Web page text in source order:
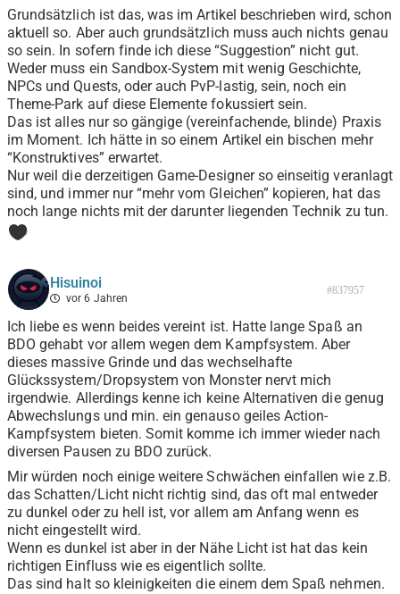
Grundsätzlich ist das, was im Artikel beschrieben wird, schon
aktuell so. Aber auch grundsätzlich muss auch nichts genau
so sein. In sofern finde ich diese “Suggestion” nicht gut.
Weder muss ein Sandbox-System mit wenig Geschichte,
NPCs und Quests, oder auch PvP-lastig, sein, noch ein
Theme-Park auf diese Elemente fokussiert sein.
Das ist alles nur so gängige (vereinfachende, blinde) Praxis
im Moment. Ich hätte in so einem Artikel ein bischen mehr
“Konstruktives” erwartet.
Nur weil die derzeitigen Game-Designer so einseitig veranlagt
sind, und immer nur “mehr vom Gleichen” kopieren, hat das
noch lange nichts mit der darunter liegenden Technik zu tun.
0
Hisuinoi
vor 6 Jahren
#837957
Ich liebe es wenn beides vereint ist. Hatte lange Spaß an
BDO gehabt vor allem wegen dem Kampfsystem. Aber
dieses massive Grinde und das wechselhafte
Glückssystem/Dropsystem von Monster nervt mich
irgendwie. Allerdings kenne ich keine Alternativen die genug
Abwechslungs und min. ein genauso geiles Action-
Kampfsystem bieten. Somit komme ich immer wieder nach
diversen Pausen zu BDO zurück.
Mir würden noch einige weitere Schwächen einfallen wie z.B.
das Schatten/Licht nicht richtig sind, das oft mal entweder
zu dunkel oder zu hell ist, vor allem am Anfang wenn es
nicht eingestellt wird.
Wenn es dunkel ist aber in der Nähe Licht ist hat das kein
richtigen Einfluss wie es eigentlich sollte.
Das sind halt so kleinigkeiten die einem dem Spaß nehmen.